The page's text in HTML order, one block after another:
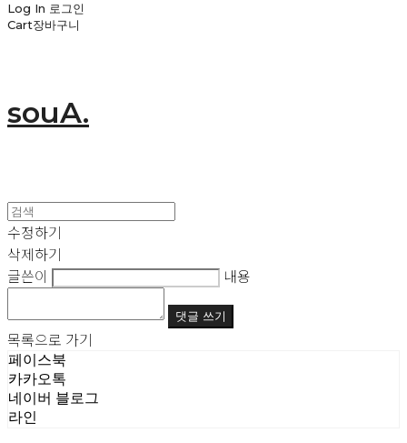
Log In 로그인
Cart장바구니
souA.
수정하기
삭제하기
글쓴이
내용
댓글 쓰기
목록으로 가기
페이스북
카카오톡
네이버 블로그
라인